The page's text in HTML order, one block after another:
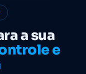
a sua
e